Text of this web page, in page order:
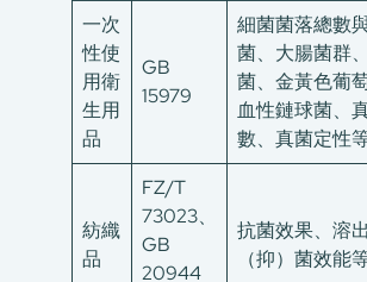
一次
性使
用衛
生用
品
GB
15979
細菌菌落總數
菌、大腸菌群
菌、金黃色葡
血性鏈球菌、
數、真菌定性
紡織
品
FZ/T
73023、
GB
20944
抗菌效果、溶
（抑）菌效能